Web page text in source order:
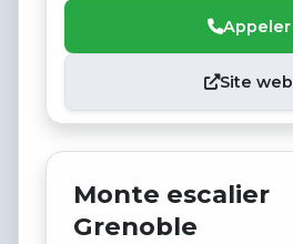
Appeler
Site web
Monte escalier
Grenoble